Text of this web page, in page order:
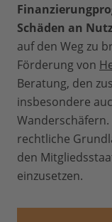
Schäden an
auf den Weg zu
Förderung von
Beratung, den
insbesondere
rechtliche
den
einzusetzen.